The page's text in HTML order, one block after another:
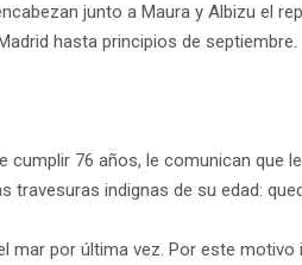
junto a Maura y Albizu el
hasta principios de septiembre.
cumplir 76 años, le comunican
travesuras indignas de su edad:
mar por última vez. Por este